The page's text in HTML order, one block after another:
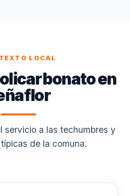
LOCAL
en
servicio a las techumbres y
de la comuna.